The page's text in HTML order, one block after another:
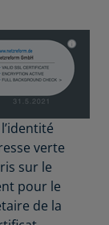
verte
sur le
pour le
de la